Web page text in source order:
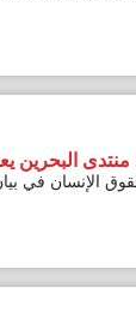
يعتبر
بيان إلى ان